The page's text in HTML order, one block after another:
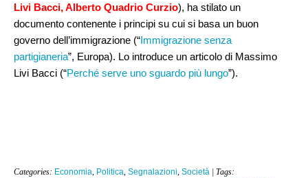
Livi Bacci, Alberto Quadrio Curzio), ha stilato un
documento contenente i principi su cui si basa un buon
governo dell’immigrazione (“Immigrazione senza
partigianeria”, Europa). Lo introduce un articolo di Massimo
Livi Bacci (“Perché serve uno sguardo più lungo”).
Categories: Economia Politica Segnalazioni Società | Tags: